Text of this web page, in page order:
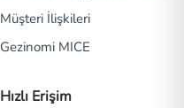
Müşteri İlişkileri
Gezinomi MICE
Hızlı Erişim